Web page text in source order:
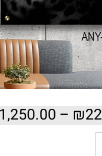
₪
–
1,250.00